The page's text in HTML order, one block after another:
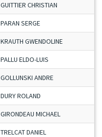
GUITTIER CHRISTIAN
PARAN SERGE
KRAUTH GWENDOLINE
PALLU ELDO-LUIS
GOLLUNSKI ANDRE
DURY ROLAND
GIRONDEAU MICHAEL
TRELCAT DANIEL